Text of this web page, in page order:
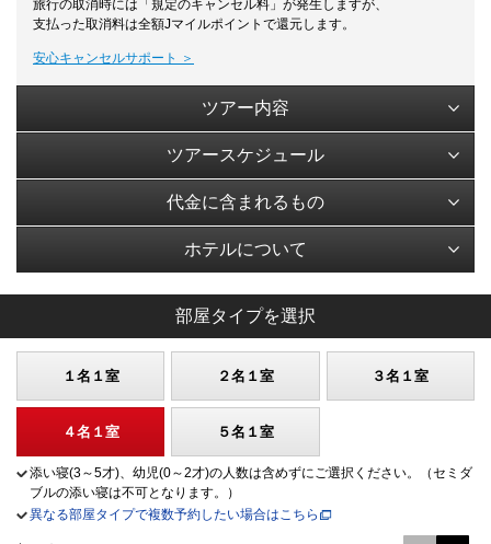
旅行の取消時には「規定のキャンセル料」が発生しますが、
支払った取消料は全額Jマイルポイントで還元します。
安心キャンセルサポート ＞
ツアー内容
ツアースケジュール
代金に含まれるもの
ホテルについて
部屋タイプを選択
１名１室 ２名１室 ３名１室
４名１室 ５名１室
添い寝(3～5才)、幼児(0～2才)の人数は含めずにご選択ください。（セミダ
ブルの添い寝は不可となります。）
異なる部屋タイプで複数予約したい場合はこちら